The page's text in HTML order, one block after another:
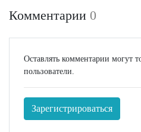
Комментарии 0
Оставлять комментарии могут
пользователи.
Зарегистрироваться